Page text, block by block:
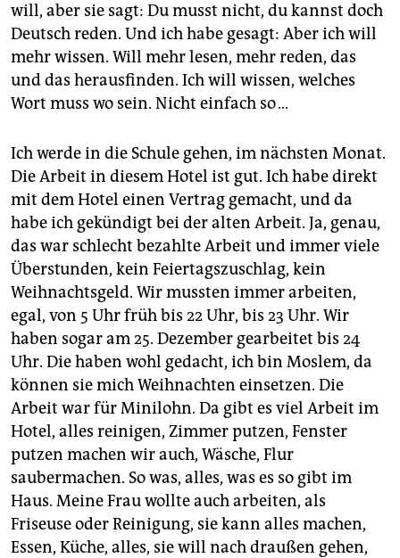
will, aber sie sagt: Du musst nicht, du kannst doch
Deutsch reden. Und ich habe gesagt: Aber ich will
mehr wissen. Will mehr lesen, mehr reden, das
und das herausfinden. Ich will wissen, welches
Wort muss wo sein. Nicht einfach so …
Ich werde in die Schule gehen, im nächsten Monat.
Die Arbeit in diesem Hotel ist gut. Ich habe direkt
mit dem Hotel einen Vertrag gemacht, und da
habe ich gekündigt bei der alten Arbeit. Ja, genau,
das war schlecht bezahlte Arbeit und immer viele
Überstunden, kein Feiertagszuschlag, kein
Weihnachtsgeld. Wir mussten immer arbeiten,
egal, von 5 Uhr früh bis 22 Uhr, bis 23 Uhr. Wir
haben sogar am 25. Dezember gearbeitet bis 24
Uhr. Die haben wohl gedacht, ich bin Moslem, da
können sie mich Weihnachten einsetzen. Die
Arbeit war für Minilohn. Da gibt es viel Arbeit im
Hotel, alles reinigen, Zimmer putzen, Fenster
putzen machen wir auch, Wäsche, Flur
saubermachen. So was, alles, was es so gibt im
Haus. Meine Frau wollte auch arbeiten, als
Friseuse oder Reinigung, sie kann alles machen,
Essen, Küche, alles, sie will nach draußen gehen,